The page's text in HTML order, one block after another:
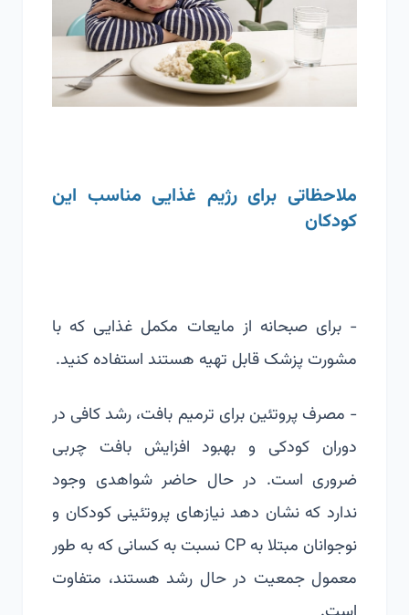
ملاحظاتی برای رژیم غذایی مناسب این
کودکان
- برای صبحانه از مایعات مکمل غذایی که با
مشورت پزشک قابل تهیه هستند استفاده کنید.
- مصرف پروتئین برای ترمیم بافت، رشد کافی در
دوران کودکی و بهبود افزایش بافت چربی
ضروری است. در حال حاضر شواهدی وجود
ندارد که نشان دهد نیازهای پروتئینی کودکان و
نوجوانان مبتلا به CP نسبت به کسانی که به طور
معمول جمعیت در حال رشد هستند، متفاوت